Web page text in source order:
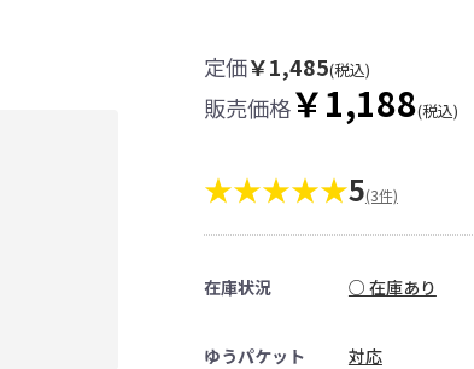
定価￥1,485(税込)
販売価格￥1,188(税込)
★★★★★5(3件)
在庫状況 ○ 在庫あり
ゆうパケット 対応